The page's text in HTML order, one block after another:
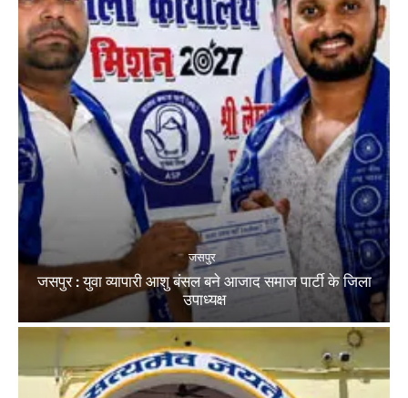
जसपुर
जसपुर : युवा व्यापारी आशु बंसल बने आजाद समाज पार्टी के जिला
उपाध्यक्ष